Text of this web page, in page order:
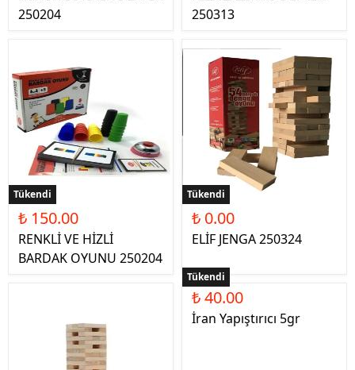
250204
250313
Tükendi
₺ 150.00
RENKLİ VE HİZLİ
BARDAK OYUNU 250204
Tükendi
₺ 0.00
ELİF JENGA 250324
Tükendi
₺ 40.00
İran Yapıştırıcı 5gr